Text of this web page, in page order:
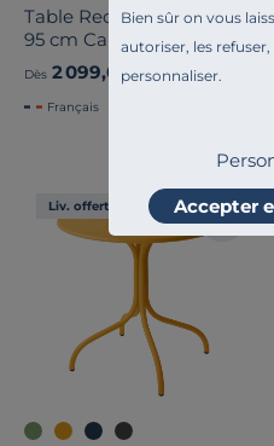
Bien sûr on vous
autoriser, les refuser,
personnaliser.
Accepter
Table Rectangulaire 195 x
95 cm Calvi en
Aluminium
Dès 2 099,00 €
Français
Liv. offerte